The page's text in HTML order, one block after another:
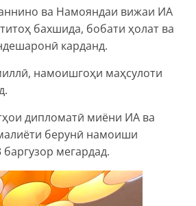
ва Намояндаи вижаи ИА
бахшида, бобати ҳолат ва
карданд.
намоишгоҳи маҳсулоти
дипломатӣ миёни ИА ва
берунӣ намоиши
мегардад.